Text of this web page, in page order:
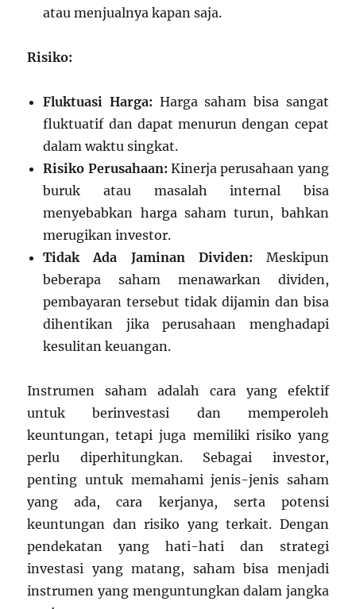
atau menjualnya kapan saja.
Risiko:
Fluktuasi Harga: Harga saham bisa sangat
fluktuatif dan dapat menurun dengan cepat
dalam waktu singkat.
Risiko Perusahaan: Kinerja perusahaan yang
buruk atau masalah internal bisa
menyebabkan harga saham turun, bahkan
merugikan investor.
Tidak Ada Jaminan Dividen: Meskipun
beberapa saham menawarkan dividen,
pembayaran tersebut tidak dijamin dan bisa
dihentikan jika perusahaan menghadapi
kesulitan keuangan.
Instrumen saham adalah cara yang efektif
untuk berinvestasi dan memperoleh
keuntungan, tetapi juga memiliki risiko yang
perlu diperhitungkan. Sebagai investor,
penting untuk memahami jenis-jenis saham
yang ada, cara kerjanya, serta potensi
keuntungan dan risiko yang terkait. Dengan
pendekatan yang hati-hati dan strategi
investasi yang matang, saham bisa menjadi
instrumen yang menguntungkan dalam jangka